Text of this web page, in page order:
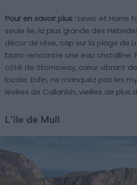
Pour en savoir plus : Lewis et Harris
seule île, la plus grande des
décor de rêve, cap sur la plage de
blanc rencontre une eau cristalline.
côté de Stornoway, cœur vibrant
locale. Enfin, ne manquez pas les
levées de Callanish, vieilles de plus
L’île de Mull